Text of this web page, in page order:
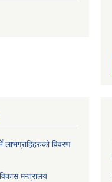
लाभग्राहिहरुको विवरण
मन्त्रालय